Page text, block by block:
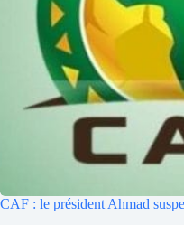
CAF : le président Ahmad